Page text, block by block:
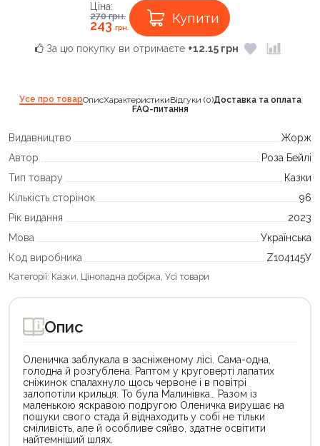
Ціна:
270грн.
243грн.
Купити
За цю покупку ви отримаєте +12.15 грн
Усе про товарОписХарактеристикиВідгуки (0)Доставка та оплата
FAQ-питання
Видавництво
Жорж
Автор
Роза Бейлі
Тип товару
Казки
Кількість сторінок
96
Рік видання
2023
Мова
Українська
Код виробника
Z104145У
Категорії: Казки, Цінопадна добірка, Усі товари
Опис
Оленичка заблукала в засніженому лісі. Сама-одна,
голодна й розгублена. Раптом у круговерті лапатих
сніжинок спалахнуло щось червоне і в повітрі
залопотіли крильця. То була Малинівка… Разом із
маленькою яскравою подругою Оленичка вирушає на
пошуки свого стада й віднаходить у собі не тільки
сміливість, але й особливе сяйво, здатне освітити
найтемніший шлях.